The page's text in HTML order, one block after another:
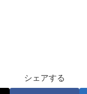
シェアする